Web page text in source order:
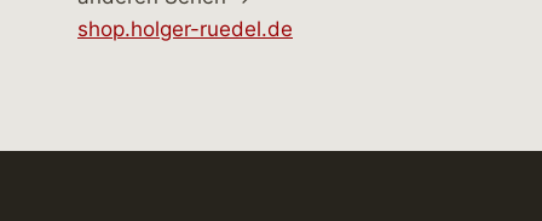
shop.holger-ruedel.de